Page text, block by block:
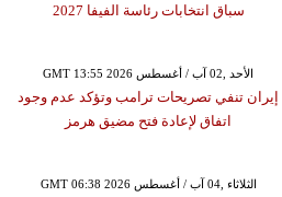
سباق انتخابات رئاسة الفيفا 2027
GMT 13:55 2026 الأحد ,02 آب / أغسطس
إيران تنفي تصريحات ترامب وتؤكد عدم وجود
اتفاق لإعادة فتح مضيق هرمز
GMT 06:38 2026 الثلاثاء ,04 آب / أغسطس